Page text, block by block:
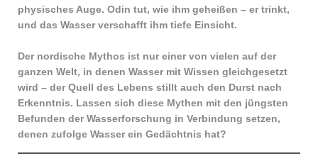
physisches Auge. Odin tut, wie ihm geheißen – er trinkt,
und das Wasser verschafft ihm tiefe Einsicht.
Der nordische Mythos ist nur einer von vielen auf der
ganzen Welt, in denen Wasser mit Wissen gleichgesetzt
wird – der Quell des Lebens stillt auch den Durst nach
Erkenntnis. Lassen sich diese Mythen mit den jüngsten
Befunden der Wasserforschung in Verbindung setzen,
denen zufolge Wasser ein Gedächtnis hat?